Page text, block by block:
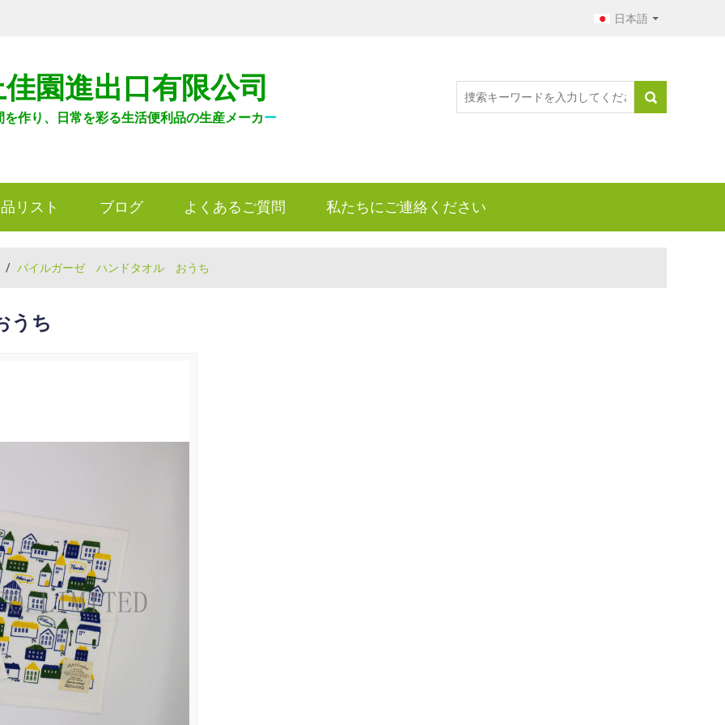
日本語
園進出口有限公司
を作り、日常を彩る生活便利品の生産メーカー
リスト ブログ よくあるご質問 私たちにご連絡ください
/ パイルガーゼ ハンドタオル おうち
ち